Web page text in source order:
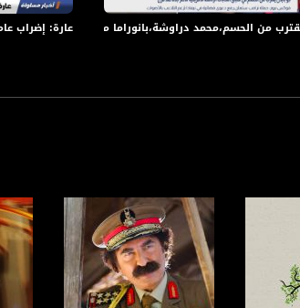
عارة: إضراب عاممن الحسم،محمد دراوشة،بانوراما مساواة،05.11.2020،قناة مساواة
ابراهيم فلتس،الأب عيسى مصلح،6.1.2018